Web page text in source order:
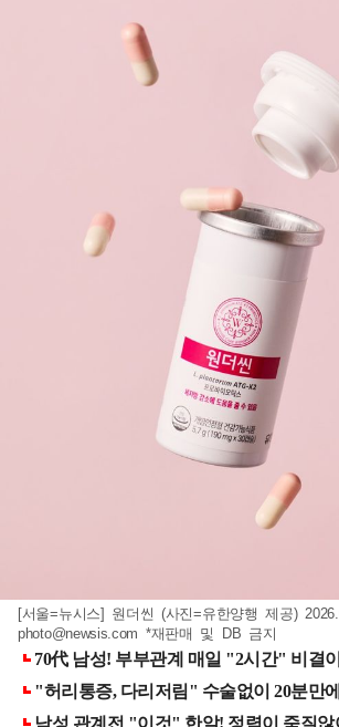
[서울=뉴시스] 원더씬 (사진=유한양행 제공)
photo@newsis.com *재판매 및 DB 금지